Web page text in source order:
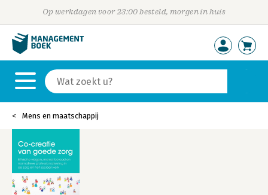
Op werkdagen voor 23:00 besteld, morgen in huis
Mens en maatschappij